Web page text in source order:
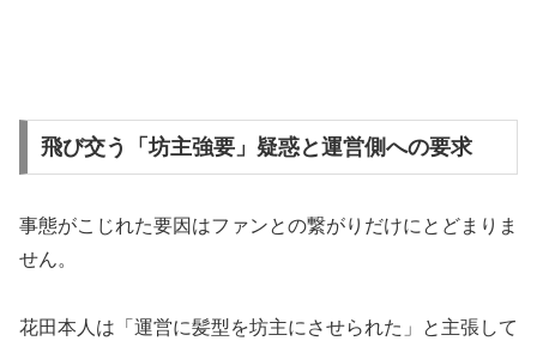
飛び交う「坊主強要」疑惑と運営側への要求
事態がこじれた要因はファンとの繋がりだけにとどまりま
せん。
花田本人は「運営に髪型を坊主にさせられた」と主張して